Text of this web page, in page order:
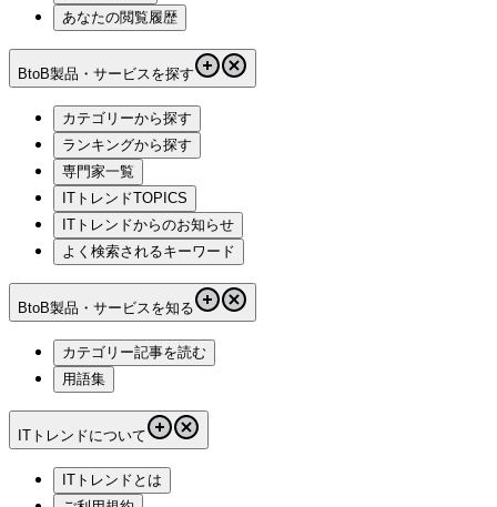
あなたの閲覧履歴
BtoB製品・サービスを探す
カテゴリーから探す
ランキングから探す
専門家一覧
ITトレンドTOPICS
ITトレンドからのお知らせ
よく検索されるキーワード
BtoB製品・サービスを知る
カテゴリー記事を読む
用語集
ITトレンドについて
ITトレンドとは